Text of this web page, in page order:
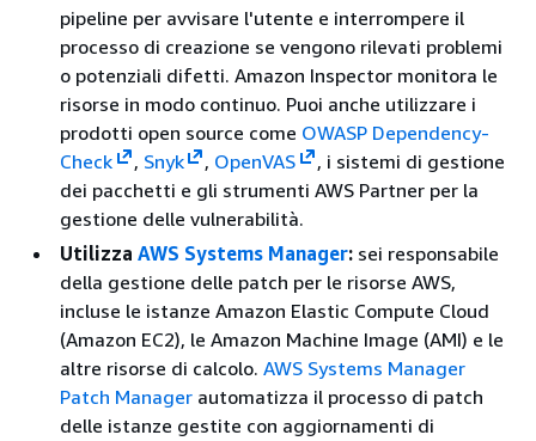
pipeline per avvisare l'utente e interrompere il
processo di creazione se vengono rilevati problemi
o potenziali difetti. Amazon Inspector monitora le
risorse in modo continuo. Puoi anche utilizzare i
prodotti open source come OWASP Dependency-
Check
, Snyk , OpenVAS
, i sistemi di gestione
dei pacchetti e gli strumenti AWS Partner per la
gestione delle vulnerabilità.
Utilizza AWS Systems Manager: sei responsabile
della gestione delle patch per le risorse AWS,
incluse le istanze Amazon Elastic Compute Cloud
(Amazon EC2), le Amazon Machine Image (AMI) e le
altre risorse di calcolo. AWS Systems Manager
Patch Manager automatizza il processo di patch
delle istanze gestite con aggiornamenti di